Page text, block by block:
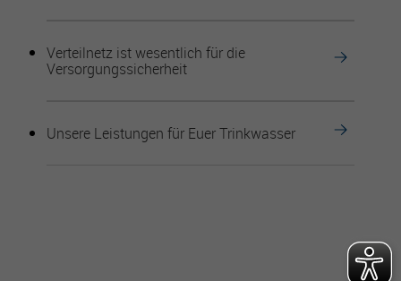
Verteilnetz ist wesentlich für die
Versorgungssicherheit
Unsere Leistungen für Euer Trinkwasser